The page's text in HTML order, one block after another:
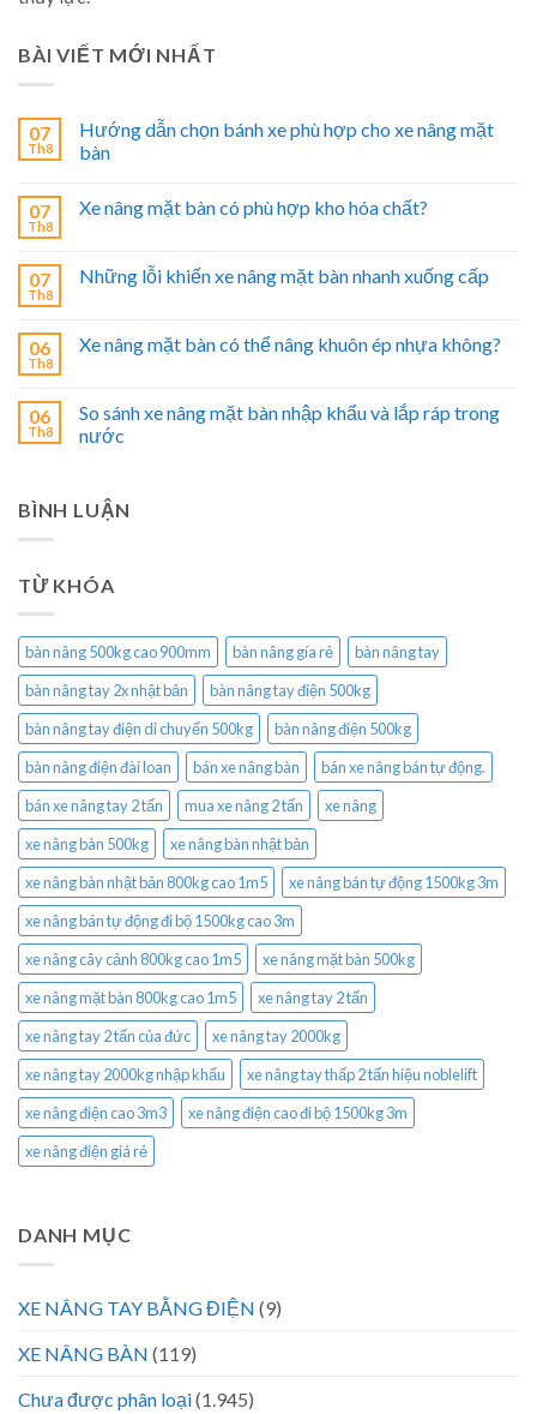
BÀI VIẾT MỚI NHẤT
07
Th8
Hướng dẫn chọn bánh xe phù hợp cho xe nâng mặt
bàn
07
Th8
Xe nâng mặt bàn có phù hợp kho hóa chất?
07
Th8
Những lỗi khiến xe nâng mặt bàn nhanh xuống cấp
06
Th8
Xe nâng mặt bàn có thể nâng khuôn ép nhựa không?
06
Th8
So sánh xe nâng mặt bàn nhập khẩu và lắp ráp trong
nước
BÌNH LUẬN
TỪ KHÓA
bàn nâng 500kg cao 900mm bàn nâng gía rẻ
bàn nâng tay
bàn nâng tay 2x nhật bản
bàn nâng tay điện 500kg
bàn nâng tay điện di chuyển 500kg
bàn nâng điện 500kg
bàn nâng điện đài loan
bán xe nâng bàn
bán xe nâng bán tự động.
bán xe nâng tay 2 tấn
mua xe nâng 2 tấn
xe nâng
xe nâng bàn 500kg
xe nâng bàn nhật bản
xe nâng bàn nhật bản 800kg cao 1m5
xe nâng bán tự động 1500kg 3m
xe nâng bán tự động đi bộ 1500kg cao 3m
xe nâng cây cảnh 800kg cao 1m5
xe nâng mặt bàn 500kg
xe nâng mặt bàn 800kg cao 1m5
xe nâng tay 2 tấn
xe nâng tay 2 tấn của đức
xe nâng tay 2000kg
xe nâng tay 2000kg nhập khẩu
xe nâng tay thấp 2 tấn hiệu noblelift
xe nâng điện cao 3m3
xe nâng điện cao đi bộ 1500kg 3m
xe nâng điện giá rẻ
DANH MỤC
XE NÂNG TAY BẰNG ĐIỆN (9)
XE NÂNG BÀN (119)
Chưa được phân loại(1.945)